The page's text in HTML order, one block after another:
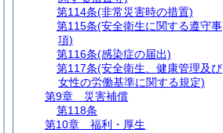
第114条(非常災害時の措置)
第115条(安全衛生に関する遵守事
項)
第116条(感染症の届出)
第117条(安全衛生、健康管理及び
女性の労働基準に関する規定)
第9章
災害補償
第118条
第10章
福利・厚生